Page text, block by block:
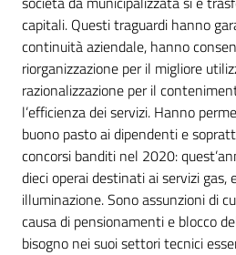
capitali. Questi traguardi hanno
continuità aziendale, hanno
riorganizzazione per il migliore
razionalizzazione per il
l’efficienza dei servizi. Hanno
buono pasto ai dipendenti e
concorsi banditi nel 2020:
dieci operai destinati ai servizi gas,
illuminazione. Sono assunzioni di
causa di pensionamenti e blocco
bisogno nei suoi settori tecnici